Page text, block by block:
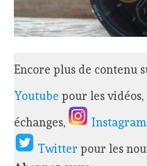
Encore plus de contenu
Youtube pour les vidéos,
échanges,
Twitterpour les